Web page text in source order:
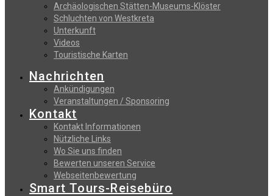
Archäologischen Stätten-Museums-Klöster
Schluchten von Westkreta
Unterkunft
Videos
Touristische Karten
Nachrichten
Ankündigungen
Veranstaltungen / Sponsoring
Kontakt
Kontakt Informationen
Nützliche Links
Wo Sie uns finden
Bewerten unseren Service
Webseitenbewertung
Smart Tours-Reisebüro